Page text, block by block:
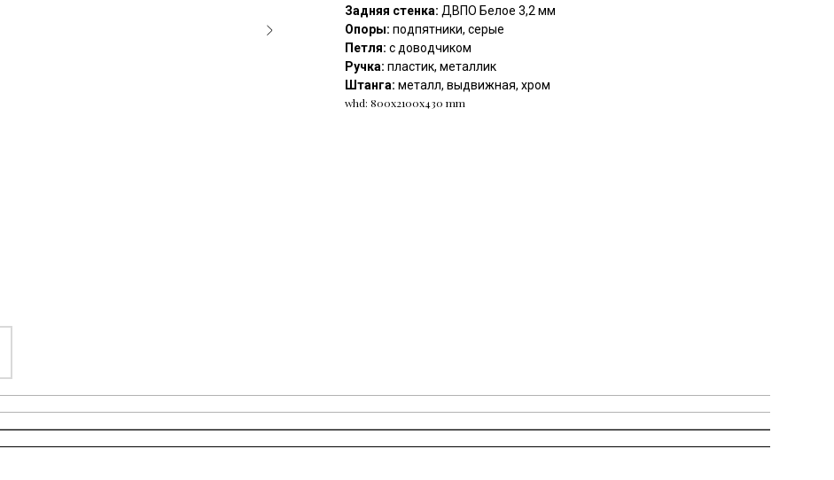
Задняя стенка: ДВПО Белое 3,2 мм
Опоры: подпятники, серые
Петля: с доводчиком
Ручка: пластик, металлик
Штанга: металл, выдвижная, хром
whd: 800x2100x430 mm